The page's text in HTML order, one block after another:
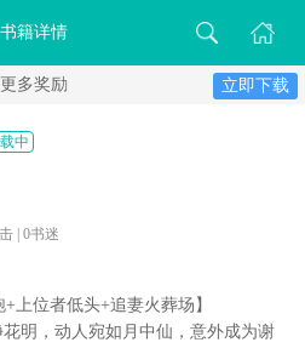
书籍详情
多奖励 立即下载
中
| 0书迷
+上位者低头+追妻火葬场】
花明，动人宛如月中仙，意外成为谢